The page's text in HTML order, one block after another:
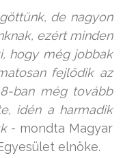
de nagyon
ezért minden
hogy még jobbak
fejlődik az
ban még tovább
idén a harmadik
- mondta Magyar
elnöke.